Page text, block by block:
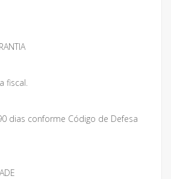
fiscal.
dias conforme Código de Defesa